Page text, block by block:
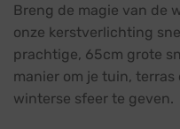
Breng de magie van de
onze kerstverlichting
prachtige, 65cm grote
manier om je tuin,
winterse sfeer te geven.